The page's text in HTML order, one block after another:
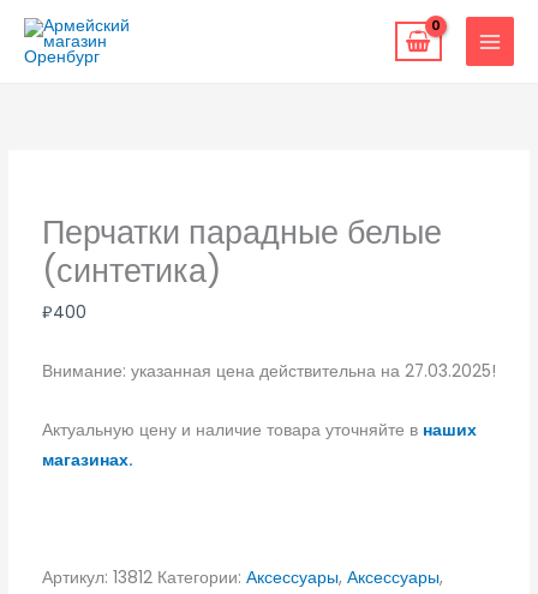
Перейти
содержимому
Перчатки парадные белые
(синтетика)
₽400
Внимание: указанная цена действительна на 27.03.2025!
Актуальную цену и наличие товара уточняйте в наших
магазинах.
Артикул: 13812 Категории: Аксессуары, Аксессуары,